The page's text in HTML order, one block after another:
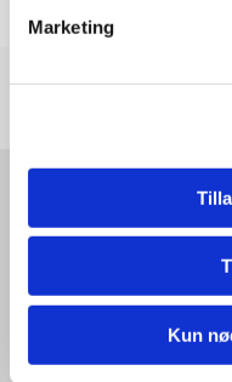
Marketing
Kun
Formand Per Thestrup
webmosteriet.com